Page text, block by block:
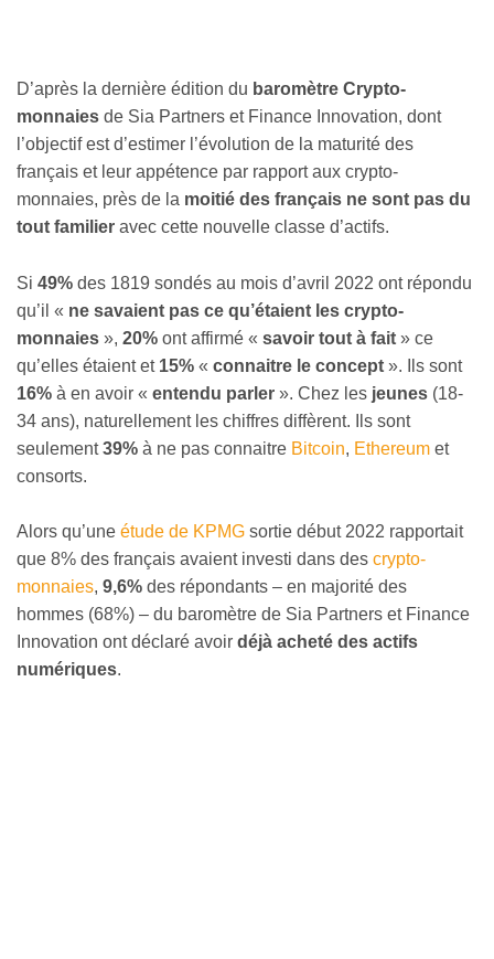
D’après la dernière édition du baromètre Crypto-
monnaies de Sia Partners et Finance Innovation, dont
l’objectif est d’estimer l’évolution de la maturité des
français et leur appétence par rapport aux crypto-
monnaies, près de la moitié des français ne sont pas du
tout familier avec cette nouvelle classe d’actifs.
Si 49% des 1819 sondés au mois d’avril 2022 ont répondu
qu’il « ne savaient pas ce qu’étaient les crypto-
monnaies », 20% ont affirmé « savoir tout à fait » ce
qu’elles étaient et 15% « connaitre le concept ». Ils sont
16% à en avoir « entendu parler ». Chez les jeunes (18-
34 ans), naturellement les chiffres diffèrent. Ils sont
seulement39% à ne pas connaitre Bitcoin, Ethereum et
consorts.
Alors qu’une étude de KPMG sortie début 2022 rapportait
que 8% des français avaient investi dans des crypto-
monnaies, 9,6% des répondants – en majorité des
hommes (68%) – du baromètre de Sia Partners et Finance
Innovation ont déclaré avoir déjà acheté des actifs
numériques.